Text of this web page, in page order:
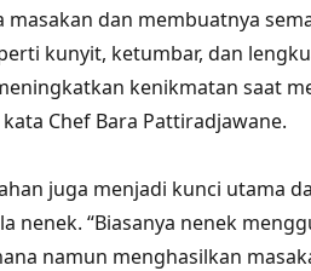
dan membuatnya
kunyit, ketumbar, dan
kenikmatan saat
Chef Bara Pattiradjawane.
juga menjadi kunci utama
nenek. “Biasanya nenek
namun menghasilkan